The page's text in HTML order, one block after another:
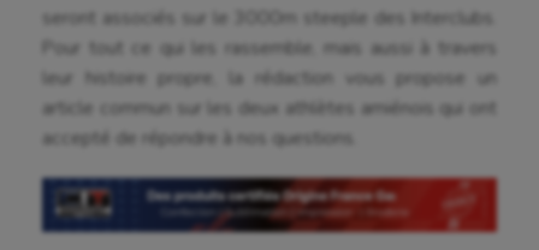
seront associés sur le 3000m steeple des Interclubs.
Pour tout ce qui les rassemble, mais aussi à travers
leur histoire propre, la rédaction vous propose un
article commun sur les deux athlètes amiénois qui ont
accepté de répondre à nos questions.